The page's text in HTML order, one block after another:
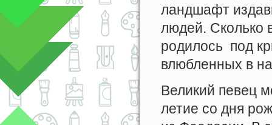
ландшафт
людей. Сколько
родилось под
влюбленных в
Великий певец
летие со дня